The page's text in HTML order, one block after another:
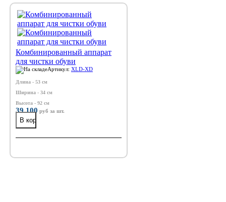
Комбинированный аппарат
для чистки обуви
Артикул: XLD-XD
Длина - 53 см
Ширина - 34 см
Высота - 92 см
39 100 руб за шт.